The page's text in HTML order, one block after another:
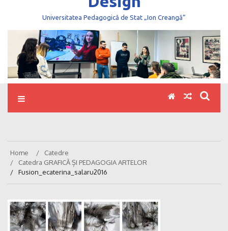
Universitatea Pedagogică de Stat „Ion Creangă”
Home
Catedre
Catedra GRAFICĂ ȘI PEDAGOGIA ARTELOR
Fusion_ecaterina_salaru2016